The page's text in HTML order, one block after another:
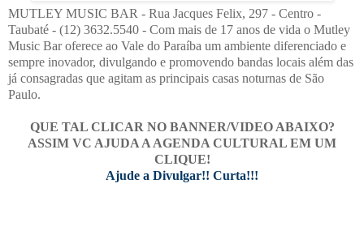
MUTLEY MUSIC BAR - Rua Jacques Felix, 297 - Centro -
Taubaté - (12) 3632.5540 - Com mais de 17 anos de vida o Mutley
Music Bar oferece ao Vale do Paraíba um ambiente diferenciado e
sempre inovador, divulgando e promovendo bandas locais além das
já consagradas que agitam as principais casas noturnas de São
Paulo.
QUE TAL CLICAR NO BANNER/VIDEO ABAIXO?
ASSIM VC AJUDA A AGENDA CULTURAL EM UM
CLIQUE!
Ajude a Divulgar!! Curta!!!